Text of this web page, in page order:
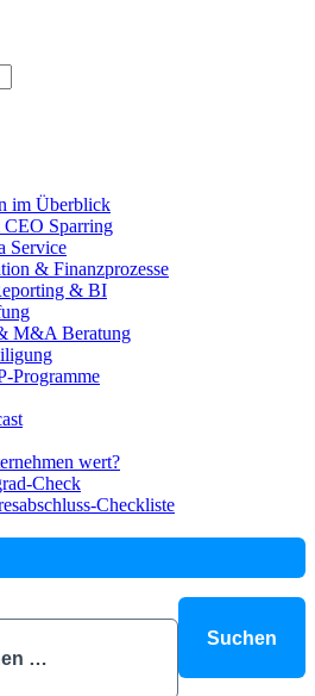
im Überblick
Sparring
Service
& Finanzprozesse
& BI
M&A Beratung
Programme
wert?
Check
Checkliste